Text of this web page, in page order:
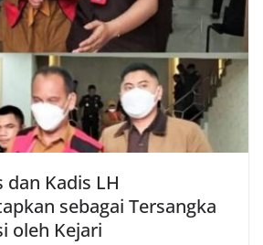
Kadis LH
sebagai Tersangka
oleh Kejari